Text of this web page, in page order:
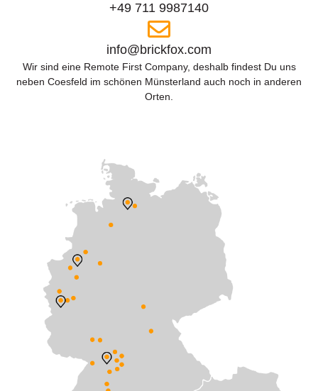
+49 711 9987140
info@brickfox.com
Wir sind eine Remote First Company, deshalb findest Du uns
neben Coesfeld im schönen Münsterland auch noch in anderen
Orten.